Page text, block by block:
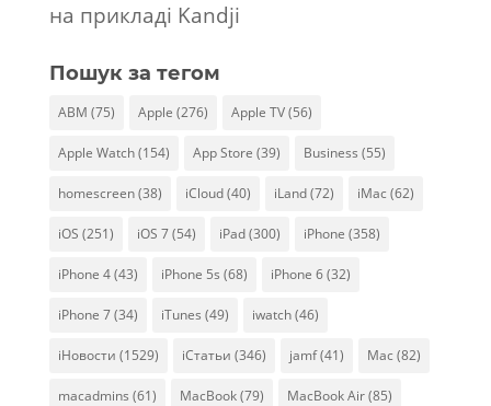
на прикладі Kandji
Пошук за тегом
ABM (75) Apple (276) Apple TV(56)
Apple Watch(154) App Store (39) Business (55)
homescreen(38) iCloud(40) iLand(72) iMac (62)
iOS (251) iOS 7(54) iPad(300) iPhone (358)
iPhone 4(43) iPhone 5s (68) iPhone 6(32)
iPhone 7(34) iTunes (49) iwatch(46)
iНовости (1529) iСтатьи (346) jamf(41) Mac (82)
macadmins (61) MacBook(79) MacBook Air(85)